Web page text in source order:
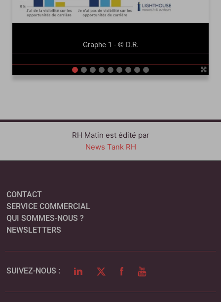
Graphe 1 - © D.R.
RH Matin est édité par
News Tank RH
CONTACT
SERVICE COMMERCIAL
QUI SOMMES-NOUS ?
NEWSLETTERS
SUIVEZ-NOUS : LINKEDINTWITTERFACEBOOK
YOUTUBE